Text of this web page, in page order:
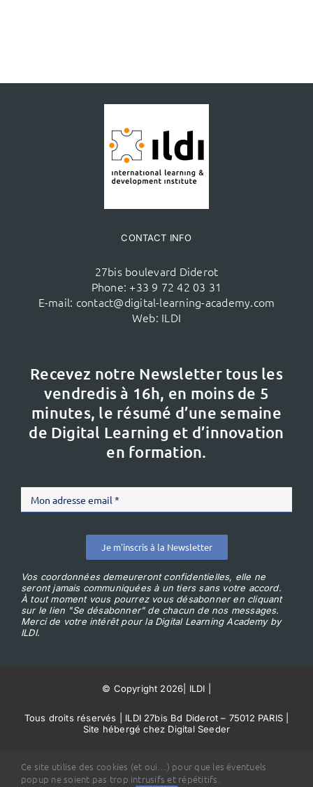
CONTACT INFO
27bis boulevard Diderot
Phone: +33 9 72 42 03 31
E-mail: contact@digital-learning-academy.com
Web: ILDI
Recevez notre Newsletter tous les
vendredis à 16h, en moins de 5
minutes, le résumé d’une semaine
de Digital Learning et d’innovation
en formation.
Je m'inscris à la Newsletter
Vos coordonnées demeureront confidentielles, elle ne
seront jamais communiquées à un tiers sans votre accord.
À tout moment vous pourrez vous désabonner en cliquant
sur le lien "Se désabonner" de chacun de nos messages.
Merci de votre intérêt pour la Digital Learning Academy by
ILDI.
© Copyright 2026 ILDI
Tous droits réservés | ILDI 27bis Bd Diderot – 75012 PARIS |
Site hébergé chez Digital Seeder
Ce site utilise des cookies (et oui…) pour que les éventuels
popup ne soient pas trop intrusifs et répétitifs.